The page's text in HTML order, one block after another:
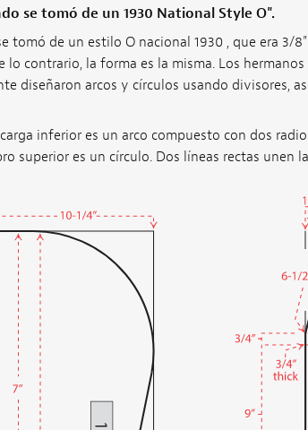
se tomó de un 1930 National Style O".
tomó de un estilo O nacional 1930 , que era 3/
lo contrario, la forma es la misma. Los
diseñaron arcos y círculos usando divisores,
inferior es un arco compuesto con dos
superior es un círculo. Dos líneas rectas unen